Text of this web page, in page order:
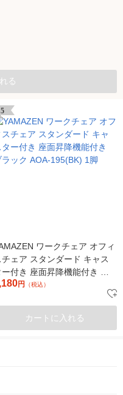
る
5
ワークチェア オフィ
チェア スタンダード キャス
ー付き 座面昇降機能付き ブ
ク AOA-195(BK) 1脚
円 （税込）
カートに入れる